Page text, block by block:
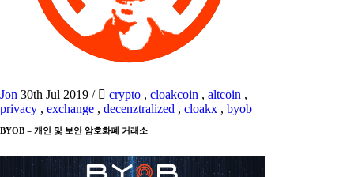
Jon 30th Jul 2019 / crypto , cloakcoin , altcoin ,
privacy , exchange , decenztralized , cloakx , byob
BYOB = 개인 및 보안 암호화폐 거래소